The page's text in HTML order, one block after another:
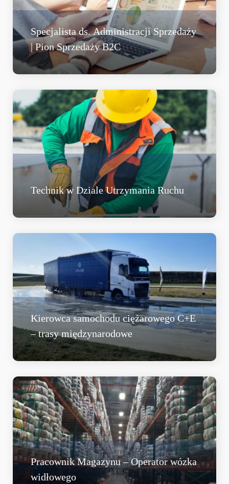
Specjalista ds. Administracji Sprzedaży
| Pion Sprzedaży B2C
Technik w Dziale Utrzymania Ruchu
Kierowca samochodu ciężarowego C+E
– trasy międzynarodowe
Pracownik Magazynu – Operator wózka
widłowego